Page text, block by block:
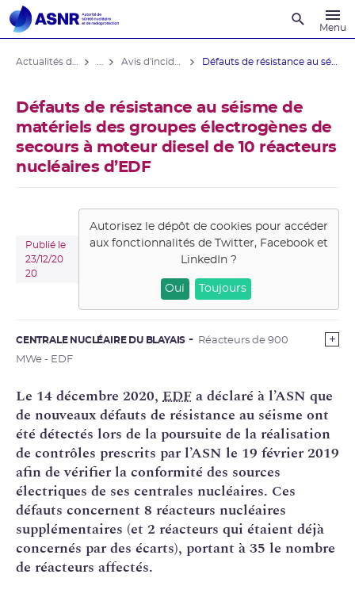
Menu
Défauts de résistance au séisme de
matériels des groupes électrogènes de
secours à moteur diesel de 10 réacteurs
nucléaires d’EDF
Publié le
23/12/20
20
Autorisez le dépôt de cookies pour accéder
aux fonctionnalités de Twitter, Facebook et
LinkedIn?
Oui Toujours
CENTRALE NUCLÉAIRE DU BLAYAIS
Réacteurs de 900
MWe - EDF
Le 14 décembre 2020, EDFa déclaré à l’ASN que
de nouveaux défauts de résistance au séisme ont
été détectés lors de la poursuite de la réalisation
de contrôles prescrits par l’ASN le 19 février 2019
afin de vérifier la conformité des sources
électriques de ses centrales nucléaires. Ces
défauts concernent 8 réacteurs nucléaires
supplémentaires (et 2 réacteurs qui étaient déjà
concernés par des écarts), portant à 35 le nombre
de réacteurs affectés.